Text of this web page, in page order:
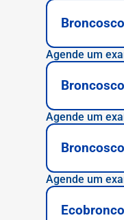
Agende um
Agende um
Agende um